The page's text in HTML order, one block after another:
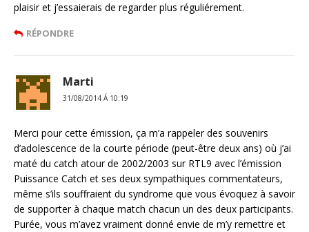
plaisir et j’essaierais de regarder plus réguliérement.
RÉPONDRE
Marti
31/08/2014 Á 10:19
Merci pour cette émission, ça m’a rappeler des souvenirs
d’adolescence de la courte période (peut-être deux ans) où j’ai
maté du catch atour de 2002/2003 sur RTL9 avec l’émission
Puissance Catch et ses deux sympathiques commentateurs,
même s’ils souffraient du syndrome que vous évoquez à savoir
de supporter à chaque match chacun un des deux participants.
Purée, vous m’avez vraiment donné envie de m’y remettre et